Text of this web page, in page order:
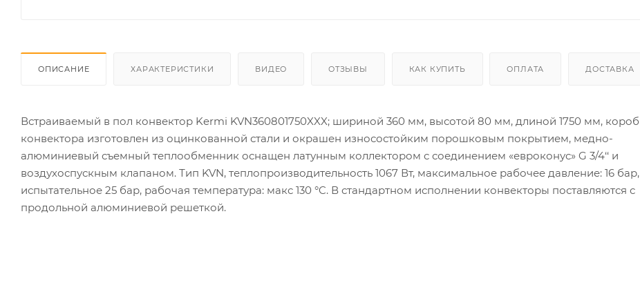
ОПИСАНИЕ ХАРАКТЕРИСТИКИ ВИДЕО ОТЗЫВЫ КАК КУПИТЬ ОПЛАТА ДОСТАВКА
Встраиваемый в пол конвектор Kermi KVN360801750XXX; шириной 360 мм, высотой 80 мм, длиной 1750 мм, короб
конвектора изготовлен из оцинкованной стали и окрашен износостойким порошковым покрытием, медно-
алюминиевый съемный теплообменник оснащен латунным коллектором с соединением «евроконус» G 3/4‘‘ и
воздухоспускным клапаном. Тип KVN, теплопроизводительность 1067 Вт, максимальное рабочее давление: 16 бар,
испытательное 25 бар, рабочая температура: макс 130 °C. В стандартном исполнении конвекторы поставляются с
продольной алюминиевой решеткой.